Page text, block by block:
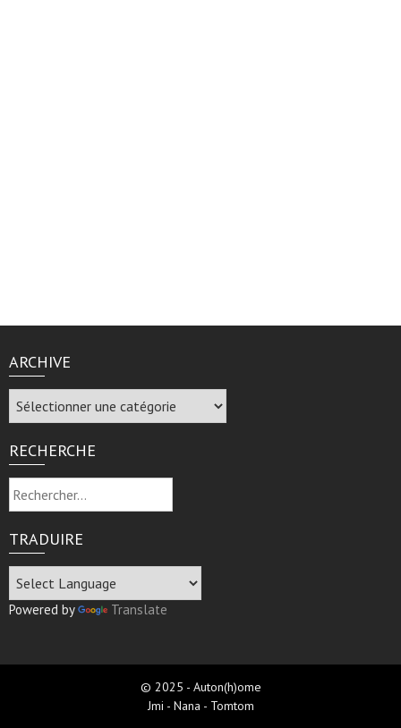
ARCHIVE
Archive
RECHERCHE
Rechercher :
TRADUIRE
Powered by Translate
© 2025 - Auton(h)ome
Jmi - Nana - Tomtom